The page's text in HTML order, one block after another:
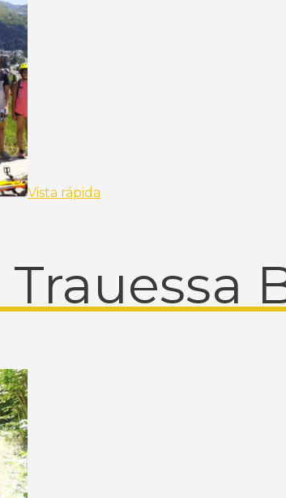
Vista rápida